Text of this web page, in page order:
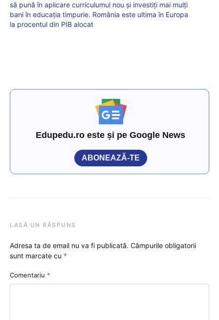
să pună în aplicare curriculumul nou și investiți mai mulți
bani în educația timpurie. România este ultima în Europa
la procentul din PIB alocat
Edupedu.ro este și pe Google News
ABONEAZĂ-TE
LASĂ UN RĂSPUNS
Adresa ta de email nu va fi publicată. Câmpurile obligatorii
sunt marcate cu *
Comentariu *